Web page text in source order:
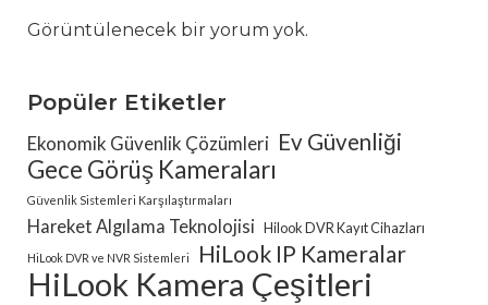
Görüntülenecek bir yorum yok.
Popüler Etiketler
Ekonomik Güvenlik Çözümleri Ev Güvenliği
Gece Görüş Kameraları
Güvenlik Sistemleri Karşılaştırmaları
Hareket Algılama Teknolojisi Hilook DVR Kayıt Cihazları
HiLook DVR ve NVR Sistemleri HiLook IP Kameralar
HiLook Kamera Çeşitleri